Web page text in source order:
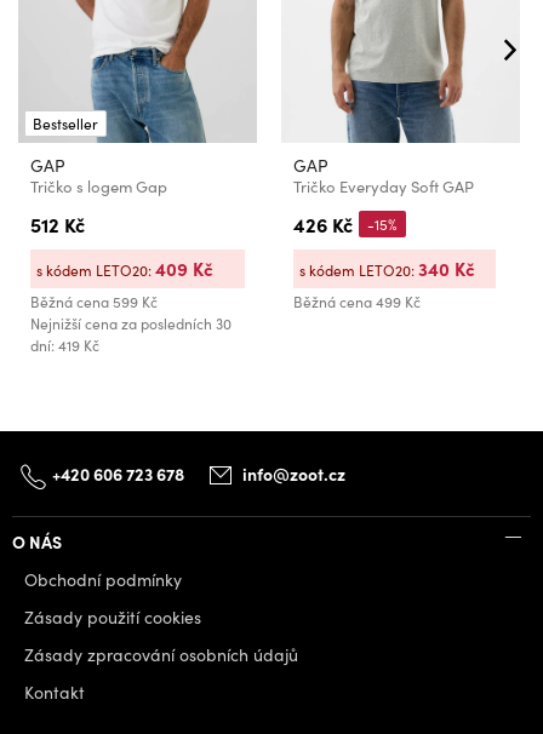
Bestseller
GAP
Tričko s logem Gap
512 Kč
Běžná cena599 Kč
Nejnižší cena za posledních 30
dní: 419 Kč
s kódem LETO20:409 Kč
GAP
Tričko Everyday Soft GAP
426 Kč
Běžná cena499 Kč
-15%
s kódem LETO20:340 Kč
+420 606 723 678 info@zoot.cz
O NÁS
Obchodní podmínky
Zásady použití cookies
Zásady zpracování osobních údajů
Kontakt